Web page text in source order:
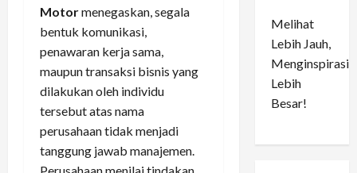
Motormenegaskan, segala
bentuk komunikasi,
penawaran kerja sama,
maupun transaksi bisnis yang
dilakukan oleh individu
tersebut atas nama
perusahaan tidak menjadi
tanggung jawab manajemen.
Perusahaan menilai tindakan
Melihat
Lebih Jauh,
Menginspirasi
Lebih
Besar!